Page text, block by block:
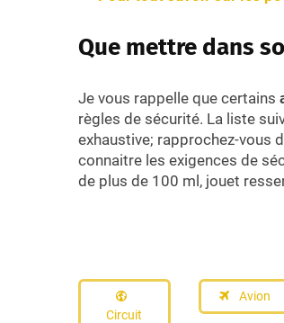
Que mettre dans
Je vous rappelle que certains
règles de sécurité. La liste
exhaustive; rapprochez-vous
connaitre les exigences de
de plus de 100 ml, jouet
Circuit
Avion